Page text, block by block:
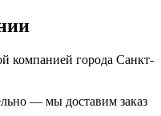
компанией города Санкт-
— мы доставим заказ